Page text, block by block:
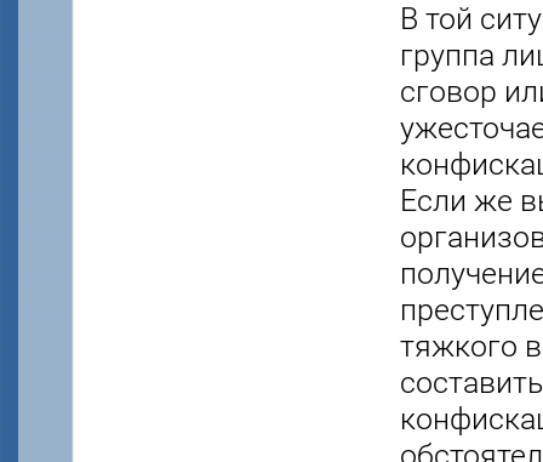
В той
группа
сговор
Если же
тяжкого